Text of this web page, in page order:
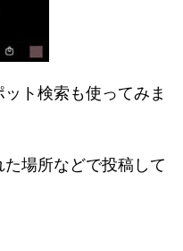
ト検索も使ってみま
場所などで投稿して